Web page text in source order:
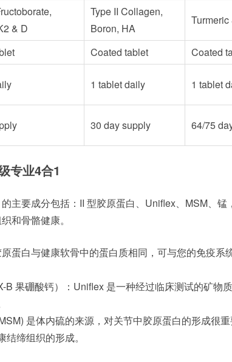
& D
Type II Collagen,
Boron, HA
Turmeric
Coated tablet
Coated
1 tablet daily 1 tablet
30 day supply 64/75
专业4合1
的主要成分包括：II 型胶原蛋白、Uniflex、MSM、锰
和骨骼健康。
蛋白与健康软骨中的蛋白质相同，可与您的免疫系
B 果硼酸钙）：Uniflex 是一种经过临床测试的矿物
是体内硫的来源，对关节中胶原蛋白的形成很重
缔组织的形成。